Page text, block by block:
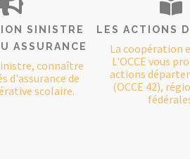
SINISTRE
ASSURANCE
connaître
d'assurance de
scolaire.
LES ACTIONS
La coopération
L'OCCE vous
actions
(OCCE 42),